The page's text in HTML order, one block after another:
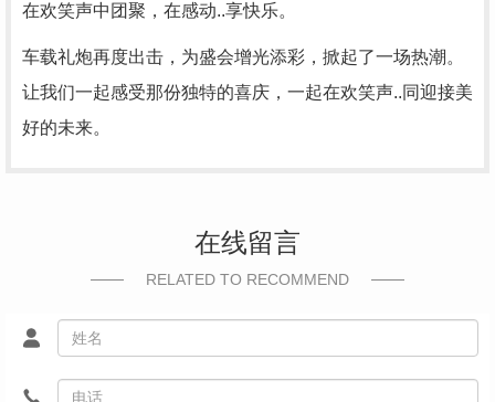
在欢笑声中团聚，在感动..享快乐。
车载礼炮再度出击，为盛会增光添彩，掀起了一场热潮。
让我们一起感受那份独特的喜庆，一起在欢笑声..同迎接美
好的未来。
在线留言
RELATED TO RECOMMEND